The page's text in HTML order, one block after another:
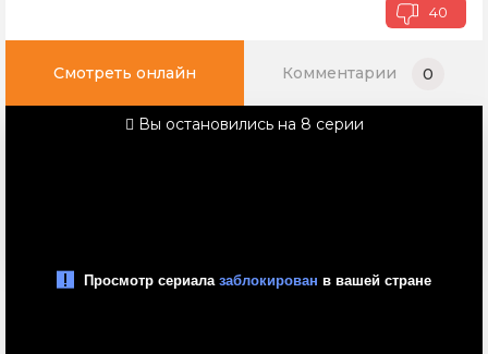
40
Смотреть онлайн Комментарии 0
Вы остановились на 8 серии